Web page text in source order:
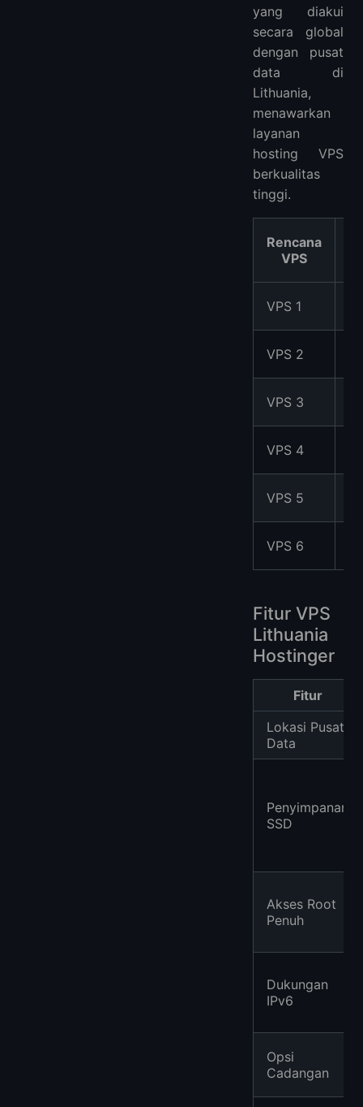
yang diakui
secara global
dengan pusat
data di
Lithuania,
menawarkan
layanan
hosting VPS
berkualitas
tinggi.
Rencana
VPS
VPS 1
VPS 2
VPS 3
VPS 4
VPS 5
VPS 6
Fitur VPS
Lithuania
Hostinger
Fitur
Lokasi Pusat
Data
Penyimpanan
SSD
Akses Root
Penuh
Dukungan
IPv6
Opsi
Cadangan